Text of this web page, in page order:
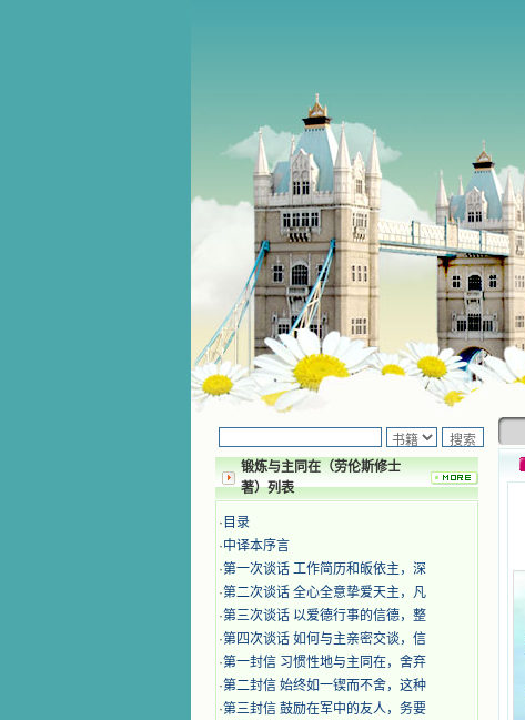
锻炼与主同在（劳伦斯修士
著）列表
· 目录
·中译本序言
·第一次谈话 工作简历和皈依主，深
·第二次谈话 全心全意挚爱天主，凡
·第三次谈话 以爱德行事的信德，整
·第四次谈话 如何与主亲密交谈，信
·第一封信 习惯性地与主同在，舍弃
·第二封信 始终如一锲而不舍，这种
·第三封信 鼓励在军中的友人，务要